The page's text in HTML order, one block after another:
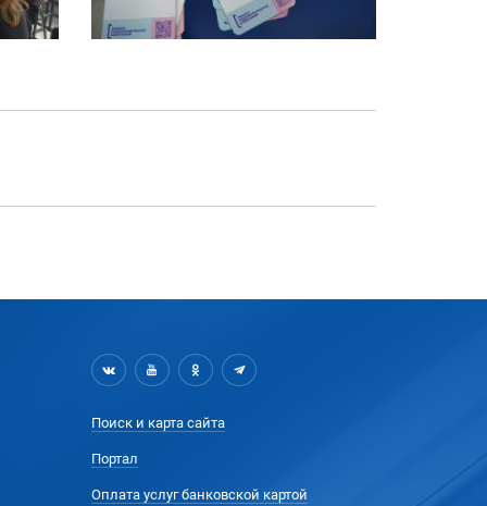
Поиск и карта сайта
Портал
Оплата услуг банковской картой